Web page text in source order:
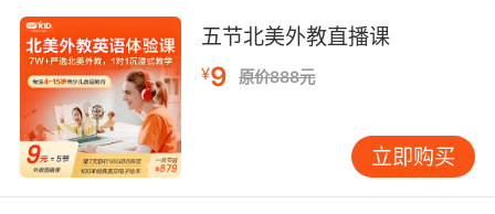
possibly..."。课程设置虚拟社交场景，对比分
析"Please find attached"与"See the
attachment"在不同场合的适用性。数据显示，
恰当使用被动语态可使正式邮件接受度提升
28%。
文化敏感性常成为沟通隐形杀手。哈佛商学院案
五节北美外教直播课
¥9 原价888元
立即购买